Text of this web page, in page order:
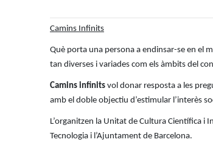
Camins Infinits
Què porta una persona a endinsar-se en el
tan diverses i variades com els àmbits del
Camins infinits vol donar resposta a les
amb el doble objectiu d’estimular l’interès
L’organitzen la Unitat de Cultura Científica i
Tecnologia i l’Ajuntament de Barcelona.